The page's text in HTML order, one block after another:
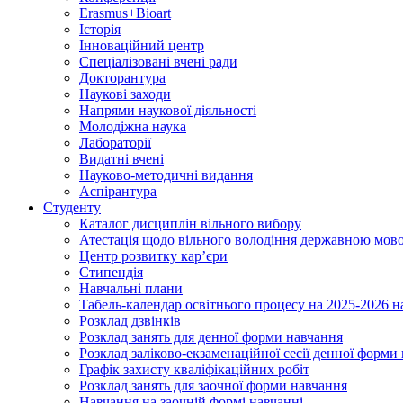
Erasmus+Bioart
Історія
Інноваційний центр
Спеціалізовані вчені ради
Докторантура
Наукові заходи
Напрями наукової діяльності
Молодіжна наука
Лабораторії
Видатні вчені
Науково-методичні видання
Аспірантура
Студенту
Каталог дисциплін вільного вибору
Атестація щодо вільного володіння державною
Центр розвитку кар’єри
Стипендія
Навчальні плани
Табель-календар освітнього процесу на 2025-2026
Розклад дзвінків
Розклад занять для денної форми навчання
Розклад заліково-екзаменаційної сесії денної
Графік захисту кваліфікаційних робіт
Розклад занять для заочної форми навчання